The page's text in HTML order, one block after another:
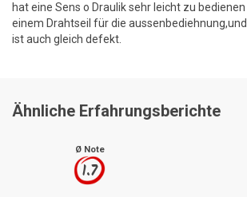
hat eine Sens o Draulik sehr leicht zu
einem Drahtseil für die
ist auch gleich defekt.
Ähnliche Erfahrungsberichte
Ø Note
1.7